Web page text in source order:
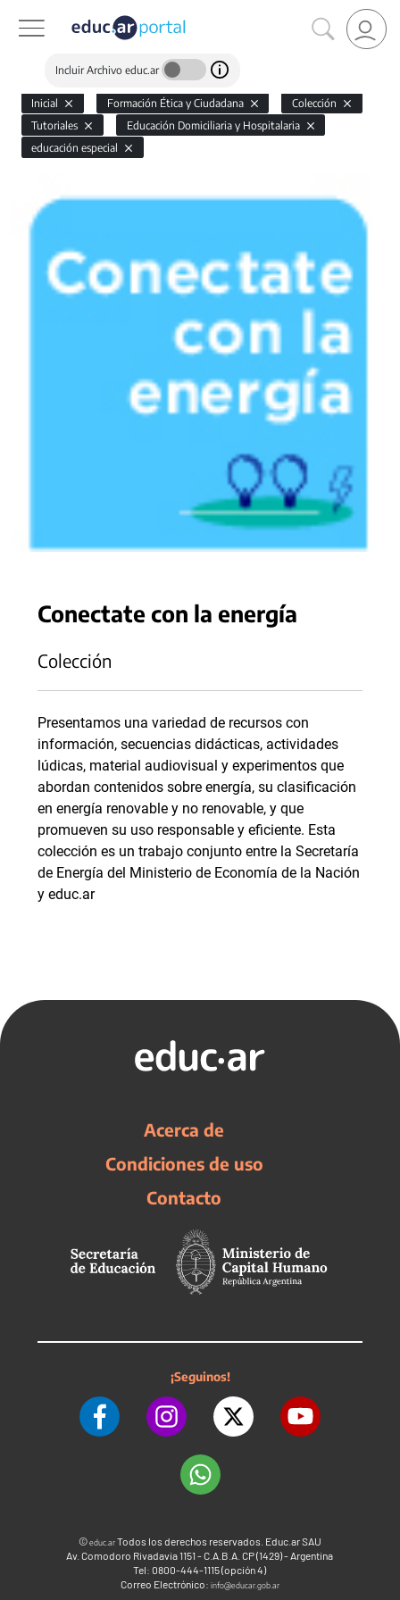
Incluir Archivo educ.ar
Inicial Formación Ética y Ciudadana
Colección
Tutoriales
Educación Domiciliaria y Hospitalaria
educación especial
Conectate con la energía
Colección
Presentamos una variedad de recursos con
información, secuencias didácticas, actividades
lúdicas, material audiovisual y experimentos que
abordan contenidos sobre energía, su clasificación
en energía renovable y no renovable, y que
promueven su uso responsable y eficiente. Esta
colección es un trabajo conjunto entre la Secretaría
de Energía del Ministerio de Economía de la Nación
y educ.ar
Acerca de
Condiciones de uso
Contacto
¡Seguinos!
©educ.arTodos los derechos reservados. Educ.ar SAU
Av. Comodoro Rivadavia 1151 - C.A.B.A. CP (1429) - Argentina
Tel: 0800-444-1115 (opción 4)
Correo Electrónico: info@educar.gob.ar